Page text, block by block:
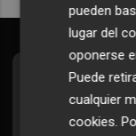
Todos los
pueden
lugar del
oponerse
Puede
cualquier
cookies.